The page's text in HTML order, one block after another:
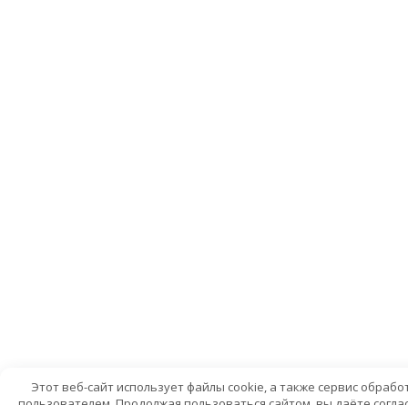
Этот веб-сайт использует файлы cookie, а также сервис